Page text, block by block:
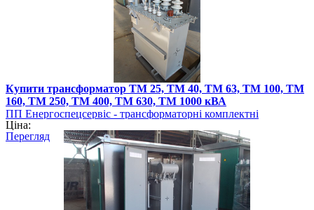
Купити трансформатор ТМ 25, ТМ 40, ТМ 63, ТМ 100, ТМ
160, ТМ 250, ТМ 400, ТМ 630, ТМ 1000 кВА
ПП Енергоспецсервіс - трансформаторні комплектні
підстанції
Ціна:
Перегляд